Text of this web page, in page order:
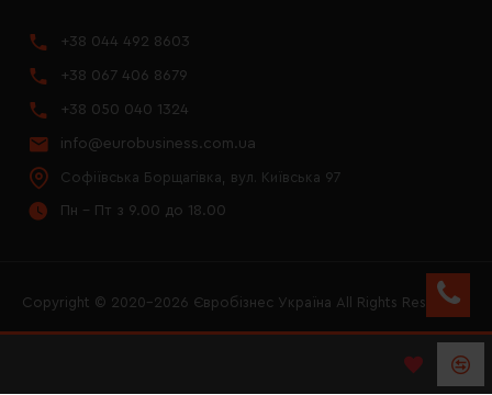
+38 044 492 8603
+38 067 406 8679
+38 050 040 1324
info@eurobusiness.com.ua
Софіївська Борщагівка, вул. Київська 97
Пн - Пт з 9.00 до 18.00
Copyright © 2020–2026 Євробізнес Україна All Rights Reserved